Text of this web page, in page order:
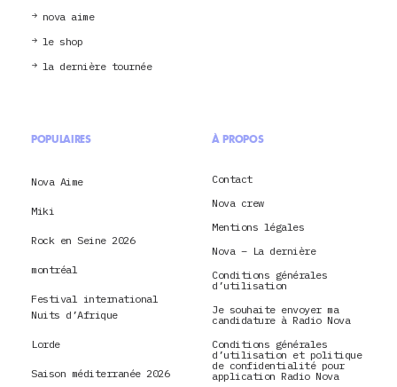
nova aime
le shop
la dernière tournée
POPULAIRES
Nova Aime
Miki
Rock en Seine 2026
montréal
Festival international
Nuits d’Afrique
Lorde
Saison méditerranée 2026
À PROPOS
Contact
Nova crew
Mentions légales
Nova – La dernière
Conditions générales
d’utilisation
Je souhaite envoyer ma
candidature à Radio Nova
Conditions générales
d’utilisation et politique
de confidentialité pour
application Radio Nova